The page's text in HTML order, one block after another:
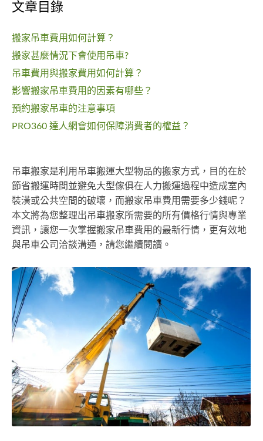
文章目錄
搬家吊車費用如何計算？
搬家甚麼情況下會使用吊車?
吊車費用與搬家費用如何計算？
影響搬家吊車費用的因素有哪些？
預約搬家吊車的注意事項
PRO360 達人網會如何保障消費者的權益？
吊車搬家是利用吊車搬運大型物品的搬家方式，目的在於
節省搬運時間並避免大型傢俱在人力搬運過程中造成室內
裝潢或公共空間的破壞，而搬家吊車費用需要多少錢呢？
本文將為您整理出吊車搬家所需要的所有價格行情與專業
資訊，讓您一次掌握搬家吊車費用的最新行情，更有效地
與吊車公司洽談溝通，請您繼續閱讀。